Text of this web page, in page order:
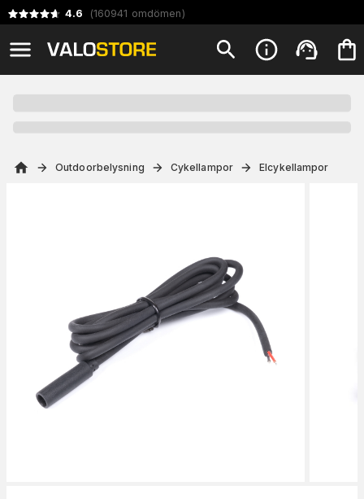
4.6 (160941 omdömen)
Outdoorbelysning Cykellampor Elcykellampor